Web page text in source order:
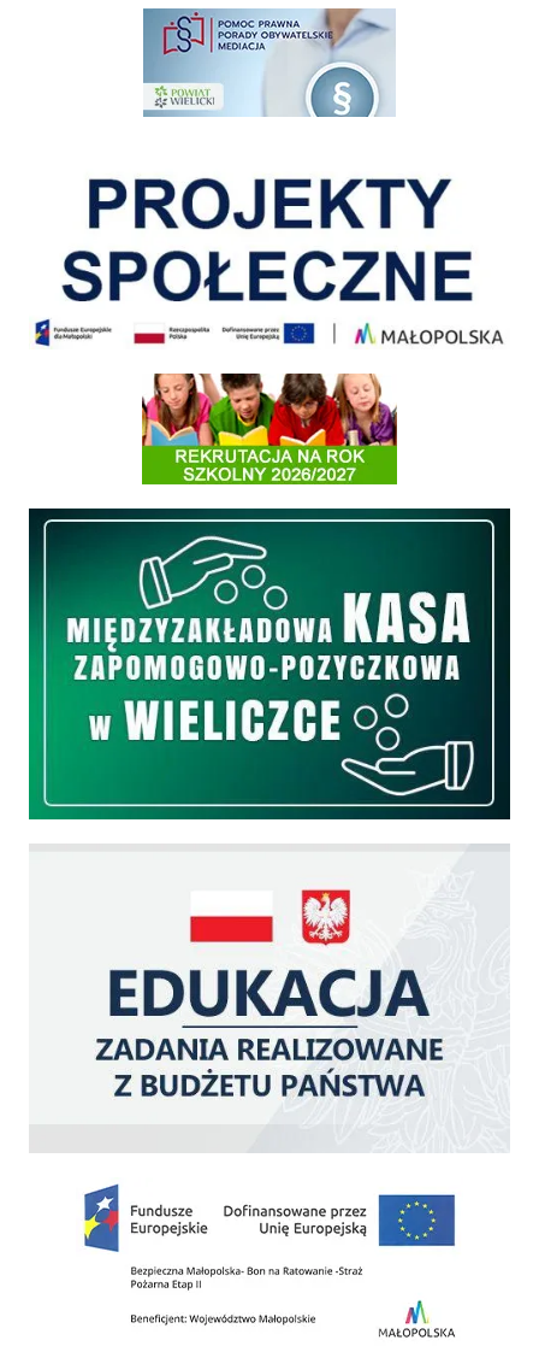
pomoc prawna wieliczka
Informacja o terminach rekrutacji na rok szkolny 2026/2027
Międzyzakładowa Kasa Zapomogowo - Pożyczkowa
Zakup fabrycznie nowego, średniego samochodu ratowniczo-gaśniczego z